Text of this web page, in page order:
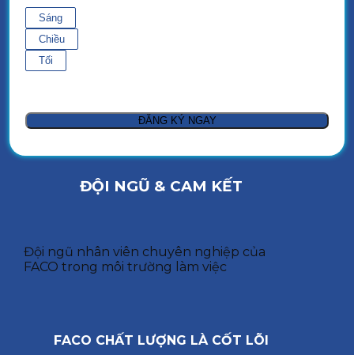
Sáng
Chiều
Tối
ĐỘI NGŨ & CAM KẾT
Đội ngũ nhân viên chuyên nghiệp của
FACO trong môi trường làm việc
FACO CHẤT LƯỢNG LÀ CỐT LÕI